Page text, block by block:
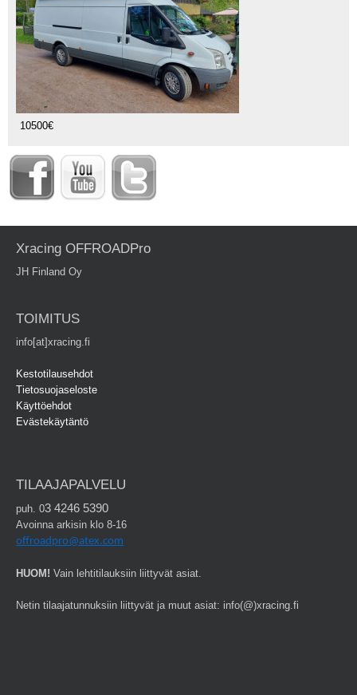
10500€
Xracing OFFROADPro
JH Finland Oy
TOIMITUS
info[at]xracing.fi
Kestotilausehdot
Tietosuojaseloste
Käyttöehdot
Evästekäytäntö
TILAAJAPALVELU
puh. 03 4246 5390
Avoinna arkisin klo 8-16
offroadpro@atex.com
HUOM! Vain lehtitilauksiin liittyvät asiat.
Netin tilaajatunnuksiin liittyvät ja muut asiat: info(@)xracing.fi